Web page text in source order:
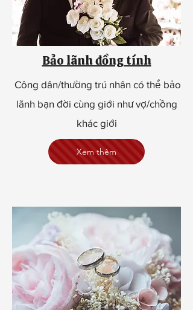
Bảo lãnh đồng tính
Công dân/thường trú nhân có thể bảo
lãnh bạn đời cùng giới như vợ/chồng
khác giới
Xem thêm